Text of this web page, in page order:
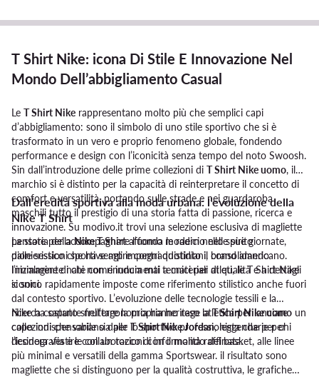
T Shirt Nike: icona Di Stile E Innovazione Nel
Mondo Dell’abbigliamento Casual
Le T Shirt Nike rappresentano molto più che semplici capi
d’abbigliamento: sono il simbolo di uno stile sportivo che si è
trasformato in un vero e proprio fenomeno globale, fondendo
performance e design con l’iconicità senza tempo del noto Swoosh.
Sin dall’introduzione delle prime collezioni di T Shirt Nike uomo, il
marchio si è distinto per la capacità di reinterpretare il concetto di
comfort e versatilità, portando sulle strade e nei guardaroba
maschili tutto il prestigio di una storia fatta di passione, ricerca e
innovazione. Su modivo.it trovi una selezione esclusiva di magliette
pensate per accompagnare l’uomo moderno nelle sue giornate,
dalle sessioni sportive agli impegni quotidiani, consolidando
l’immagine di chi non rinuncia mai a materiali di qualità e a dettagli
iconici.
Dall’eredità sportiva alla moda urbana: l’evoluzione della
Nike T Shirt
La storia dellaNike T Shirtaffonda le radici nello spirito
pionieristico che ha sempre contraddistinto il brand americano.
Inizialmente nate come indumenti tecnici per atleti, le T Shirt Nike
si sono rapidamente imposte come riferimento stilistico anche fuori
dal contesto sportivo. L’evoluzione delle tecnologie tessili e la
ricerca costante nell’ergonomia hanno reso laT Shirt Nike uomo un
capo indispensabile sia per lo sportivo professionista che per chi
desidera vestire con un tocco di informalità raffinata.
Nike ha saputo sfruttare la propria heritage atletica per lanciare
collezioni che variano dalle T Shirt Nike Jordan, leggendarie per
l’iconografia e le collaborazioni con il mondo del basket, alle linee
più minimal e versatili della gamma Sportswear. il risultato sono
magliette che si distinguono per la qualità costruttiva, le grafiche